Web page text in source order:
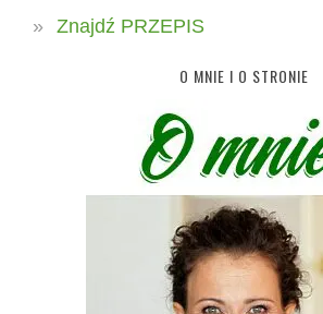
Znajdź PRZEPIS
O MNIE I O STRONIE